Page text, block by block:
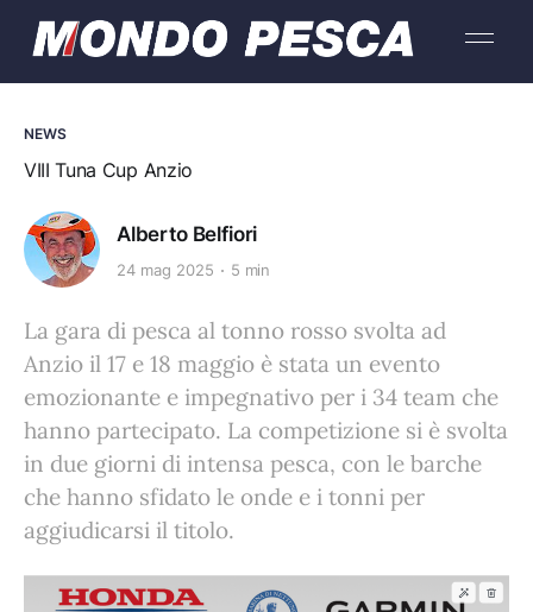
NEWS
VIII Tuna Cup Anzio
Alberto Belfiori
24 mag 2025 5 min
La gara di pesca al tonno rosso svolta ad
Anzio il 17 e 18 maggio è stata un evento
emozionante e impegnativo per i 34 team che
hanno partecipato. La competizione si è svolta
in due giorni di intensa pesca, con le barche
che hanno sfidato le onde e i tonni per
aggiudicarsi il titolo.